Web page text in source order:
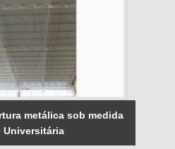
metálica sob medida
Universitária